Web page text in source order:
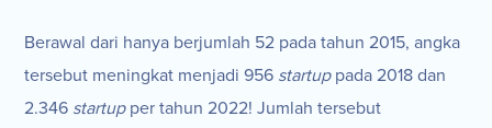
Berawal dari hanya berjumlah 52 pada tahun 2015, angka
tersebut meningkat menjadi 956 startuppada 2018 dan
2.346 startupper tahun 2022! Jumlah tersebut